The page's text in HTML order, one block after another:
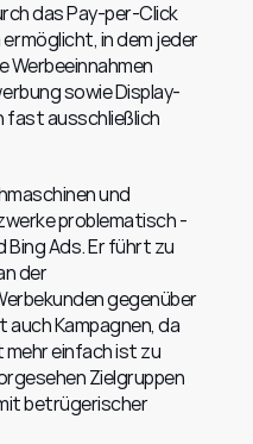
das Pay-per-Click
in dem jeder
Werbeeinnahmen
sowie Display-
fast ausschließlich
und
problematisch -
Bing Ads. Er führt zu
der
gegenüber
Kampagnen, da
einfach ist zu
Zielgruppen
betrügerischer